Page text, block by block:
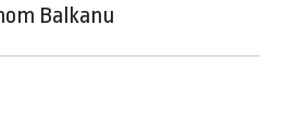
Balkanu